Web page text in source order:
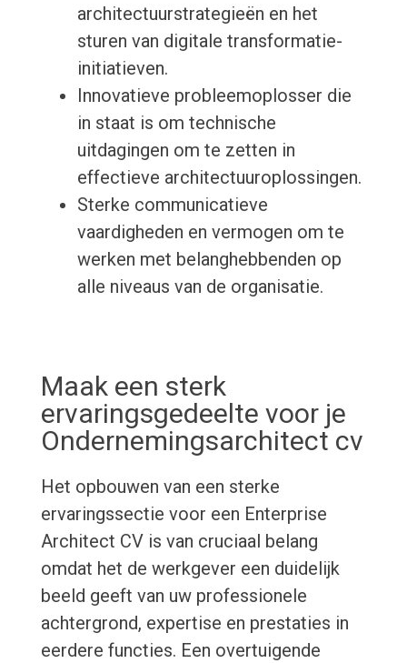
architectuurstrategieën en het
sturen van digitale transformatie-
initiatieven.
Innovatieve probleemoplosser die
in staat is om technische
uitdagingen om te zetten in
effectieve architectuuroplossingen.
Sterke communicatieve
vaardigheden en vermogen om te
werken met belanghebbenden op
alle niveaus van de organisatie.
Maak een sterk
ervaringsgedeelte voor je
Ondernemingsarchitect cv
Het opbouwen van een sterke
ervaringssectie voor een Enterprise
Architect CV is van cruciaal belang
omdat het de werkgever een duidelijk
beeld geeft van uw professionele
achtergrond, expertise en prestaties in
eerdere functies. Een overtuigende